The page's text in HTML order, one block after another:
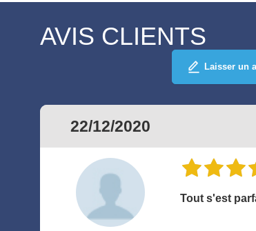
AVIS CLIENTS
Laisser un
22/12/2020
Tout s'est